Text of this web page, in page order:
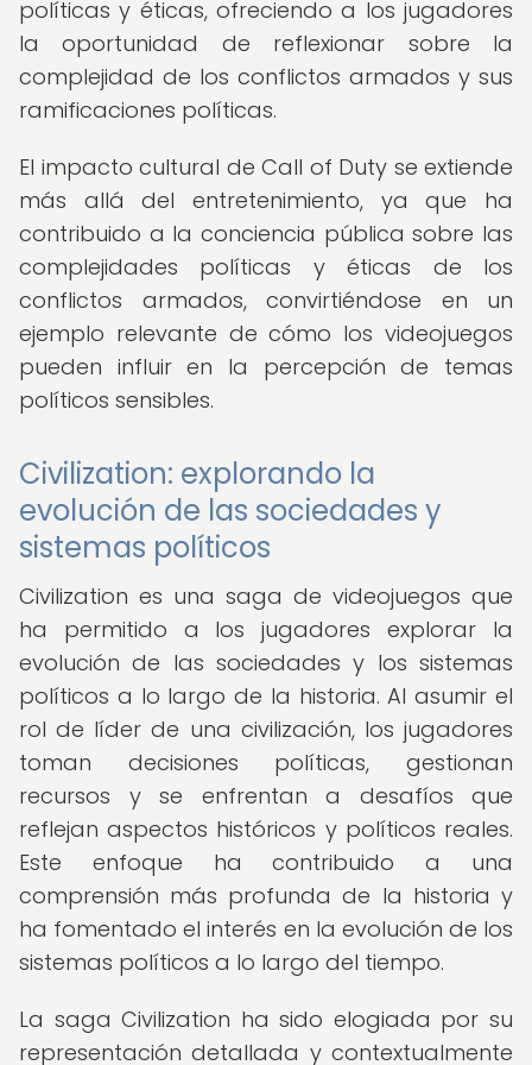
políticas y éticas, ofreciendo a los jugadores
la oportunidad de reflexionar sobre la
complejidad de los conflictos armados y sus
ramificaciones políticas.
El impacto cultural de Call of Duty se extiende
más allá del entretenimiento, ya que ha
contribuido a la conciencia pública sobre las
complejidades políticas y éticas de los
conflictos armados, convirtiéndose en un
ejemplo relevante de cómo los videojuegos
pueden influir en la percepción de temas
políticos sensibles.
Civilization: explorando la
evolución de las sociedades y
sistemas políticos
Civilization es una saga de videojuegos que
ha permitido a los jugadores explorar la
evolución de las sociedades y los sistemas
políticos a lo largo de la historia. Al asumir el
rol de líder de una civilización, los jugadores
toman decisiones políticas, gestionan
recursos y se enfrentan a desafíos que
reflejan aspectos históricos y políticos reales.
Este enfoque ha contribuido a una
comprensión más profunda de la historia y
ha fomentado el interés en la evolución de los
sistemas políticos a lo largo del tiempo.
La saga Civilization ha sido elogiada por su
representación detallada y contextualmente